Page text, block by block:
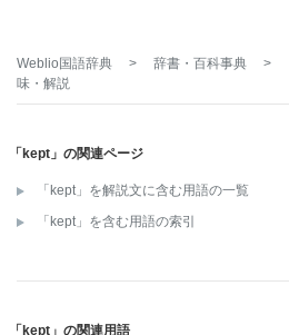
Weblio国語辞典 > 辞書・百科事典 >
味・解説
「kept」の関連ページ
「kept」を解説文に含む用語の一覧
「kept」を含む用語の索引
「kept」の関連用語